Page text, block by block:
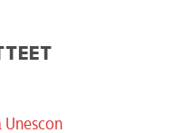
Unescon